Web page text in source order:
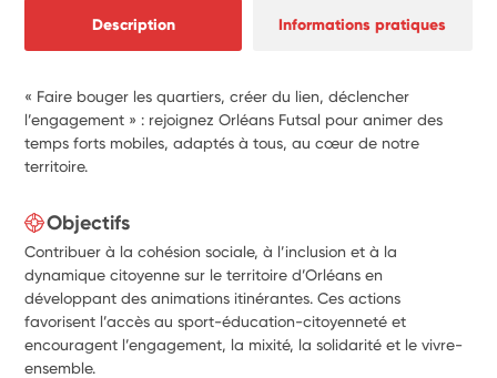
Description Informations pratiques
« Faire bouger les quartiers, créer du lien, déclencher
l’engagement » : rejoignez Orléans Futsal pour animer des
temps forts mobiles, adaptés à tous, au cœur de notre
territoire.
Objectifs
Contribuer à la cohésion sociale, à l’inclusion et à la
dynamique citoyenne sur le territoire d’Orléans en
développant des animations itinérantes. Ces actions
favorisent l’accès au sport-éducation-citoyenneté et
encouragent l’engagement, la mixité, la solidarité et le vivre-
ensemble.